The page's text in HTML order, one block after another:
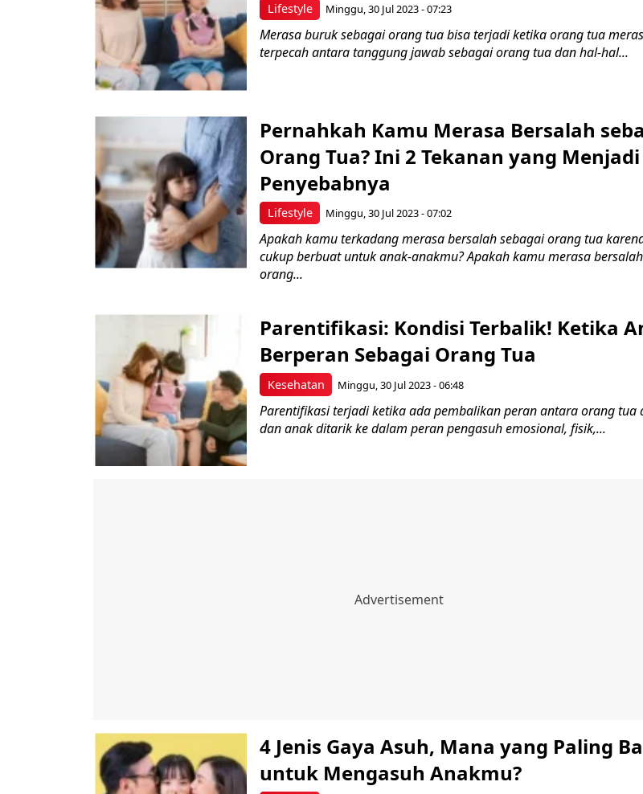
Lifestyle Minggu, 30 Jul 2023 - 07:23
Merasa buruk sebagai orang tua bisa terjadi ketika orang tua
terpecah antara tanggung jawab sebagai orang tua dan hal-hal...
Lifestyle
Pernahkah Kamu Merasa Bersalah
Orang Tua? Ini 2 Tekanan yang Menjadi
Penyebabnya
Minggu, 30 Jul 2023 - 07:02
Apakah kamu terkadang merasa bersalah sebagai orang tua
cukup berbuat untuk anak-anakmu? Apakah kamu merasa
orang...
Kesehatan
Parentifikasi: Kondisi Terbalik! Ketika
Berperan Sebagai Orang Tua
Minggu, 30 Jul 2023 - 06:48
Parentifikasi terjadi ketika ada pembalikan peran antara orang tua
dan anak ditarik ke dalam peran pengasuh emosional, fisik,...
4 Jenis Gaya Asuh, Mana yang Paling
untuk Mengasuh Anakmu?